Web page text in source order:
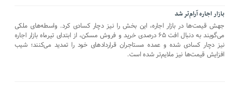
بازار اجاره آرام‌تر شد
جهش قیمت‌ها در بازار اجاره، این بخش را نیز دچار کسادی کرد. واسطه‌های ملکی
می‌گویند به دنبال افت ۶۵ درصدی خرید و فروش مسکن، از ابتدای تیرماه بازار اجاره
نیز دچار کسادی شده و عمده مستاجران قراردادهای خود را تمدید می‌کنند؛ شیب
افزایش قیمت‌ها نیز ملایم‌تر شده است.